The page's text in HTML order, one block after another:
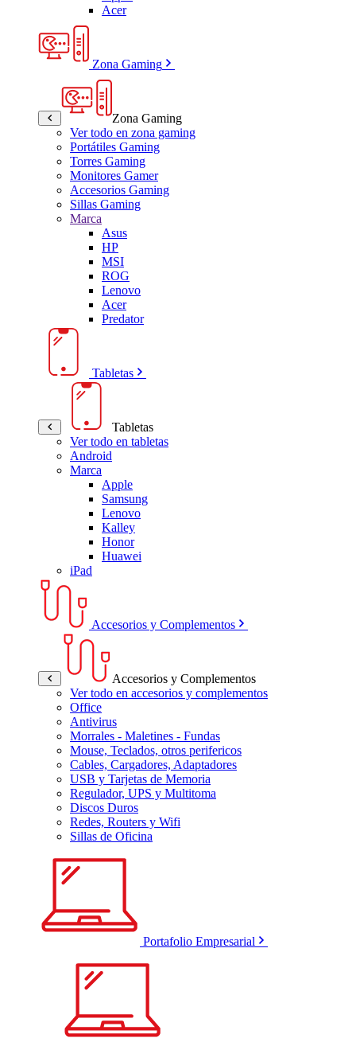
Acer
Zona Gaming
Zona Gaming
Ver todo en zona gaming
Portátiles Gaming
Torres Gaming
Monitores Gamer
Accesorios Gaming
Sillas Gaming
Marca
Asus
HP
MSI
ROG
Lenovo
Acer
Predator
Tabletas
Tabletas
Ver todo en tabletas
Android
Marca
Apple
Samsung
Lenovo
Kalley
Honor
Huawei
iPad
Accesorios y Complementos
Accesorios y Complementos
Ver todo en accesorios y complementos
Office
Antivirus
Morrales - Maletines - Fundas
Mouse, Teclados, otros perifericos
Cables, Cargadores, Adaptadores
USB y Tarjetas de Memoria
Regulador, UPS y Multitoma
Discos Duros
Redes, Routers y Wifi
Sillas de Oficina
Portafolio Empresarial